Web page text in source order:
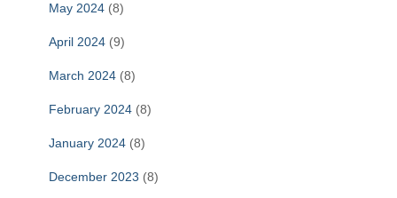
May 2024 (8)
April 2024 (9)
March 2024 (8)
February 2024 (8)
January 2024 (8)
December 2023 (8)